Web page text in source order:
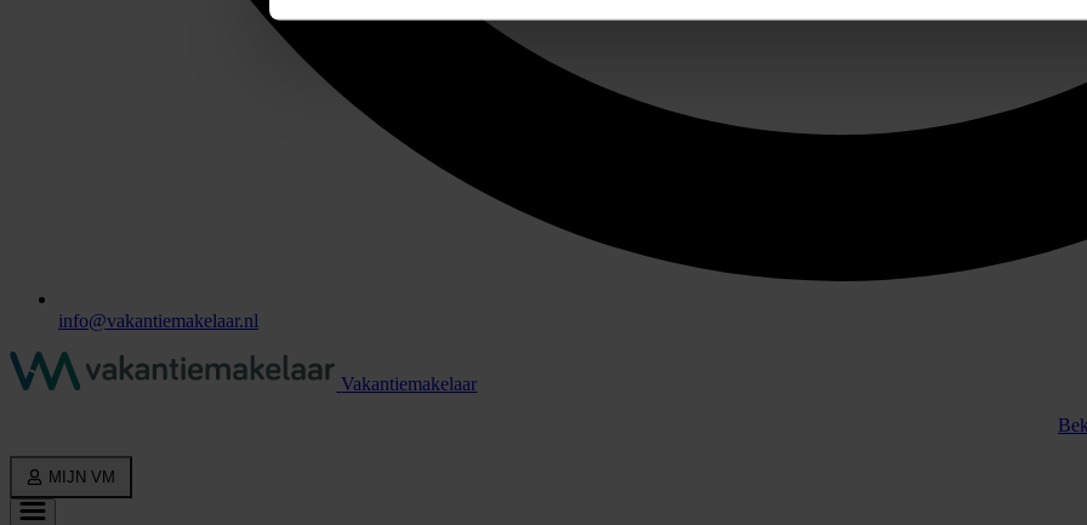
info@vakantiemakelaar.nl
Vakantiemakelaar
MIJN VM